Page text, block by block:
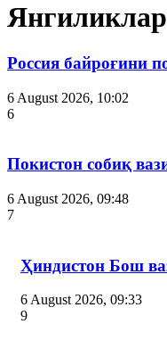
Янгиликлар
Россия байроғини
6 August 2026, 10:02
6
Покистон собиқ
6 August 2026, 09:48
7
Ҳиндистон Бош
6 August 2026, 09:33
9